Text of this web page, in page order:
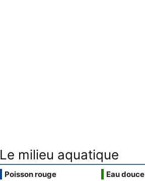
Le milieu aquatique
Poisson rouge
Eau douce